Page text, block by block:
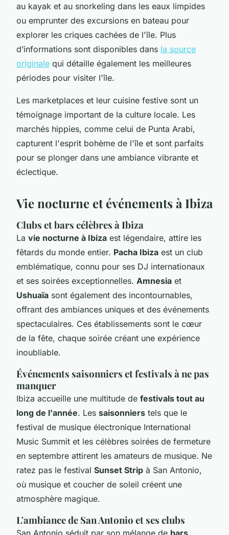
au kayak et au snorkeling dans les eaux limpides
ou emprunter des excursions en bateau pour
explorer les criques cachées de l'île. Plus
d’informations sont disponibles dans la source
originale qui détaille également les meilleures
périodes pour visiter l'île.
Les marketplaces et leur cuisine festive sont un
témoignage important de la culture locale. Les
marchés hippies, comme celui de Punta Arabi,
capturent l'esprit bohème de l'île et sont parfaits
pour se plonger dans une ambiance vibrante et
éclectique.
Vie nocturne et événements à Ibiza
Clubs et bars célèbres à Ibiza
La vie nocturne à Ibiza est légendaire, attire les
fêtards du monde entier. Pacha Ibiza est un club
emblématique, connu pour ses DJ internationaux
et ses soirées exceptionnelles. Amnesia et
Ushuaïa sont également des incontournables,
offrant des ambiances uniques et des événements
spectaculaires. Ces établissements sont le cœur
de la fête, chaque soirée créant une expérience
inoubliable.
Événements saisonniers et festivals à ne pas
manquer
Ibiza accueille une multitude de festivals tout au
long de l'année. Les saisonniers tels que le
festival de musique électronique International
Music Summit et les célèbres soirées de fermeture
en septembre attirent les amateurs de musique. Ne
ratez pas le festival Sunset Strip à San Antonio,
où musique et coucher de soleil créent une
atmosphère magique.
L'ambiance de San Antonio et ses clubs
San Antonio séduit par son mélange de bars